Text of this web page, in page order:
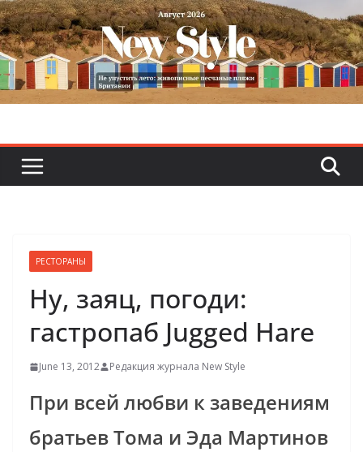
Skip
to
content
РЕСТОРАНЫ
Ну, заяц, погоди:
гастропаб Jugged Hare
June 13, 2012 Редакция журнала New Style
При всей любви к заведениям
братьев Тома и Эда Мартинов